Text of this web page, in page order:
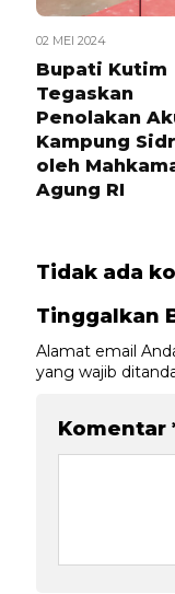
02 MEI 2024
Bupati Kutim
Tegaskan
Penolakan
Kampung
oleh
Agung RI
Tidak ada
Tinggalkan
Alamat email
yang wajib
Komentar